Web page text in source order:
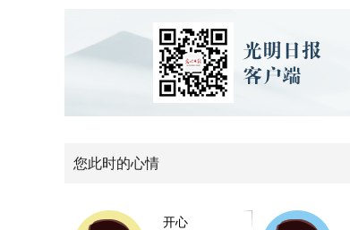
您此时的心情
开心